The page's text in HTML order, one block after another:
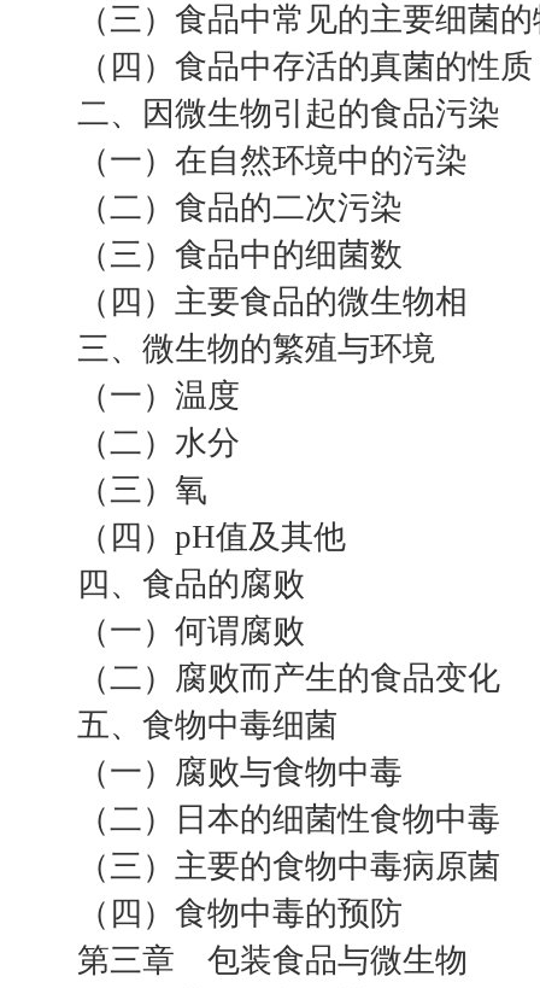
（三）食品中常见的主要细菌
（四）食品中存活的真菌的性质
二、因微生物引起的食品污染
（一）在自然环境中的污染
（二）食品的二次污染
（三）食品中的细菌数
（四）主要食品的微生物相
三、微生物的繁殖与环境
（一）温度
（二）水分
（三）氧
（四）pH值及其他
四、食品的腐败
（一）何谓腐败
（二）腐败而产生的食品变化
五、食物中毒细菌
（一）腐败与食物中毒
（二）日本的细菌性食物中毒
（三）主要的食物中毒病原菌
（四）食物中毒的预防
第三章 包装食品与微生物